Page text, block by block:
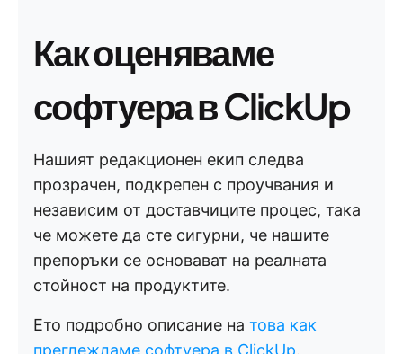
Как оценяваме
софтуера в ClickUp
Нашият редакционен екип следва
прозрачен, подкрепен с проучвания и
независим от доставчиците процес, така
че можете да сте сигурни, че нашите
препоръки се основават на реалната
стойност на продуктите.
Ето подробно описание на това как
преглеждаме софтуера в ClickUp.